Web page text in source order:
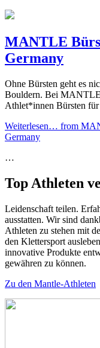
MANTLE
Germany
Ohne Bürsten geht es
Bouldern. Bei MANTLE
Athlet*innen Bürsten
Weiterlesen… from
Germany
…
Top Athleten
Leidenschaft teilen.
ausstatten. Wir sind
Athleten zu stehen mit
den Klettersport
innovative Produkte
gewähren zu können.
Zu den Mantle-Athleten